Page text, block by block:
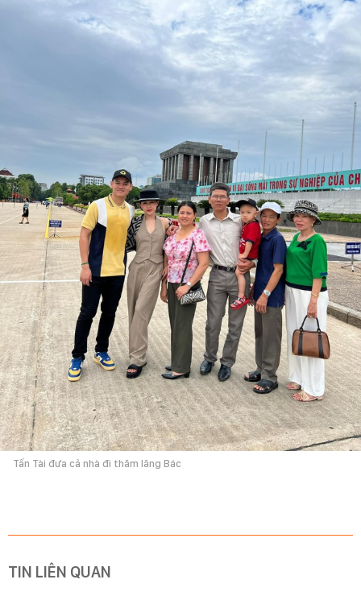
Tấn Tài đưa cả nhà đi thăm lăng Bác
TIN LIÊN QUAN